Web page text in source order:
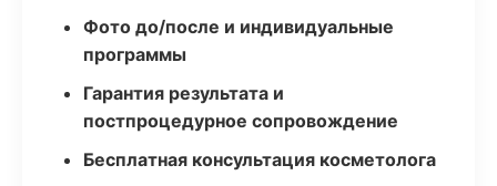
Фото до/после и индивидуальные
программы
Гарантия результата и
постпроцедурное сопровождение
Бесплатная консультация косметолога